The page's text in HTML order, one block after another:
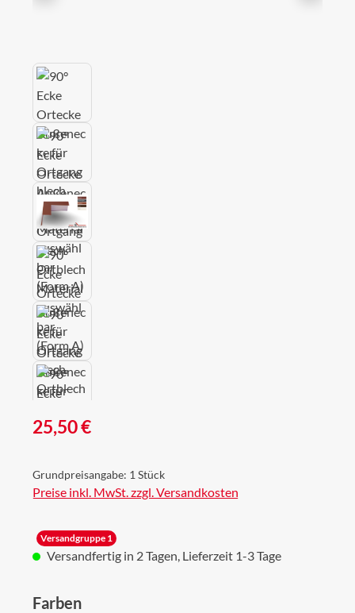
Regulärer Preis:
25,50 €
Grundpreisangabe: 1 Stück
Preise inkl. MwSt. zzgl. Versandkosten
Versandgruppe 1
Versandfertig in 2 Tagen, Lieferzeit 1-3 Tage
Farbenauswählen